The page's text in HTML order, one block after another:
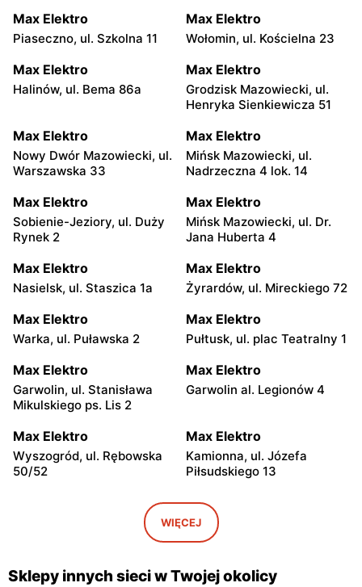
Max Elektro
Piaseczno, ul. Szkolna 11
Max Elektro
Wołomin, ul. Kościelna 23
Max Elektro
Halinów, ul. Bema 86a
Max Elektro
Grodzisk Mazowiecki, ul.
Henryka Sienkiewicza 51
Max Elektro
Nowy Dwór Mazowiecki, ul.
Warszawska 33
Max Elektro
Mińsk Mazowiecki, ul.
Nadrzeczna 4 lok. 14
Max Elektro
Sobienie-Jeziory, ul. Duży
Rynek 2
Max Elektro
Mińsk Mazowiecki, ul. Dr.
Jana Huberta 4
Max Elektro
Nasielsk, ul. Staszica 1a
Max Elektro
Żyrardów, ul. Mireckiego 72
Max Elektro
Warka, ul. Puławska 2
Max Elektro
Pułtusk, ul. plac Teatralny 1
Max Elektro
Garwolin, ul. Stanisława
Mikulskiego ps. Lis 2
Max Elektro
Garwolin al. Legionów 4
Max Elektro
Wyszogród, ul. Rębowska
50/52
Max Elektro
Kamionna, ul. Józefa
Piłsudskiego 13
Płońsk, ul. Warszawska 50
Max Elektro
Sochocin, ul. Guzikarzy 10
Węgrów, ul. Rynek Mariacki
Łowicz, ul. Kurkowa 8
WIĘCEJ
Sklepy innych sieci w Twojej okolicy